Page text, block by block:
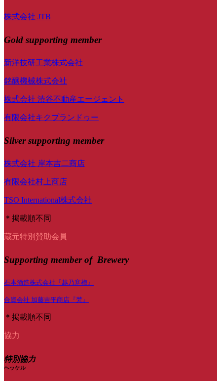
株式会社 JTB
Gold supporting member
新洋技研工業株式会社
銘醸機械株式会社
株式会社 渋谷不動産エージェント
有限会社キクプランドゥー
Silver supporting member
株式会社 岸本吉二商店
有限会社村上商店
TSO International株式会社
＊掲載順不同
蔵元特別賛助会員
Supporting member of Brewery
石本酒造株式会社『越乃寒梅』
合資会社 加藤吉平商店『梵』
＊掲載順不同
協力
特別協力
ヘッケル